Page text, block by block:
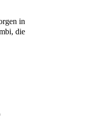
in
die